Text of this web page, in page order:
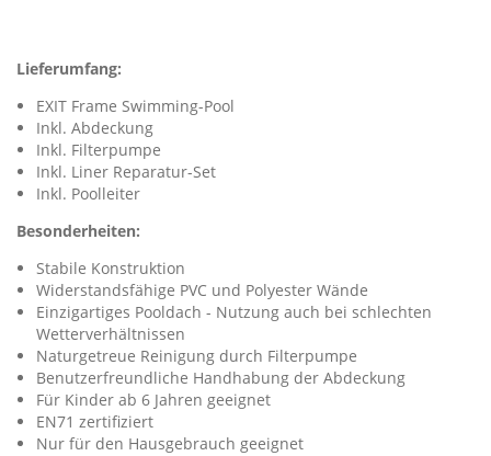
Lieferumfang:
EXIT Frame Swimming-Pool
Inkl. Abdeckung
Inkl. Filterpumpe
Inkl. Liner Reparatur-Set
Inkl. Poolleiter
Besonderheiten:
Stabile Konstruktion
Widerstandsfähige PVC und Polyester Wände
Einzigartiges Pooldach - Nutzung auch bei schlechten
Wetterverhältnissen
Naturgetreue Reinigung durch Filterpumpe
Benutzerfreundliche Handhabung der Abdeckung
Für Kinder ab 6 Jahren geeignet
EN71 zertifiziert
Nur für den Hausgebrauch geeignet